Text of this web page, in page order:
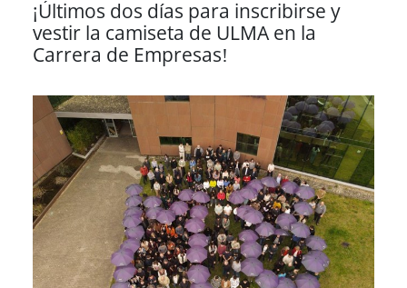
¡Últimos dos días para inscribirse y
vestir la camiseta de ULMA en la
Carrera de Empresas!